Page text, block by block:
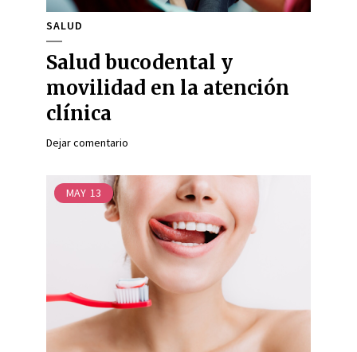
SALUD
Salud bucodental y
movilidad en la atención
clínica
Dejar comentario
MAY 13